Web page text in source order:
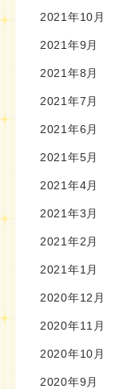
2021年10月
2021年9月
2021年8月
2021年7月
2021年6月
2021年5月
2021年4月
2021年3月
2021年2月
2021年1月
2020年12月
2020年11月
2020年10月
2020年9月